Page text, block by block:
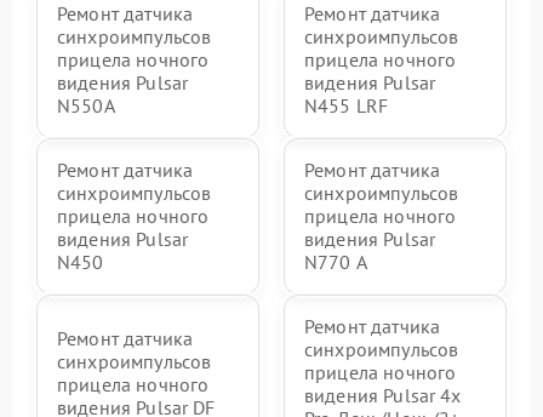
Ремонт датчика
синхроимпульсов
прицела ночного
видения Pulsar
N550A
Ремонт датчика
синхроимпульсов
прицела ночного
видения Pulsar
N455 LRF
Ремонт датчика
синхроимпульсов
прицела ночного
видения Pulsar
N450
Ремонт датчика
синхроимпульсов
прицела ночного
видения Pulsar
N770 А
Ремонт датчика
синхроимпульсов
прицела ночного
видения Pulsar DF
Ремонт датчика
синхроимпульсов
прицела ночного
видения Pulsar 4x